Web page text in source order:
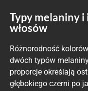
Typy melaniny i
włosów
Różnorodność
dwóch typów
proporcje określają
głębokiego czerni po